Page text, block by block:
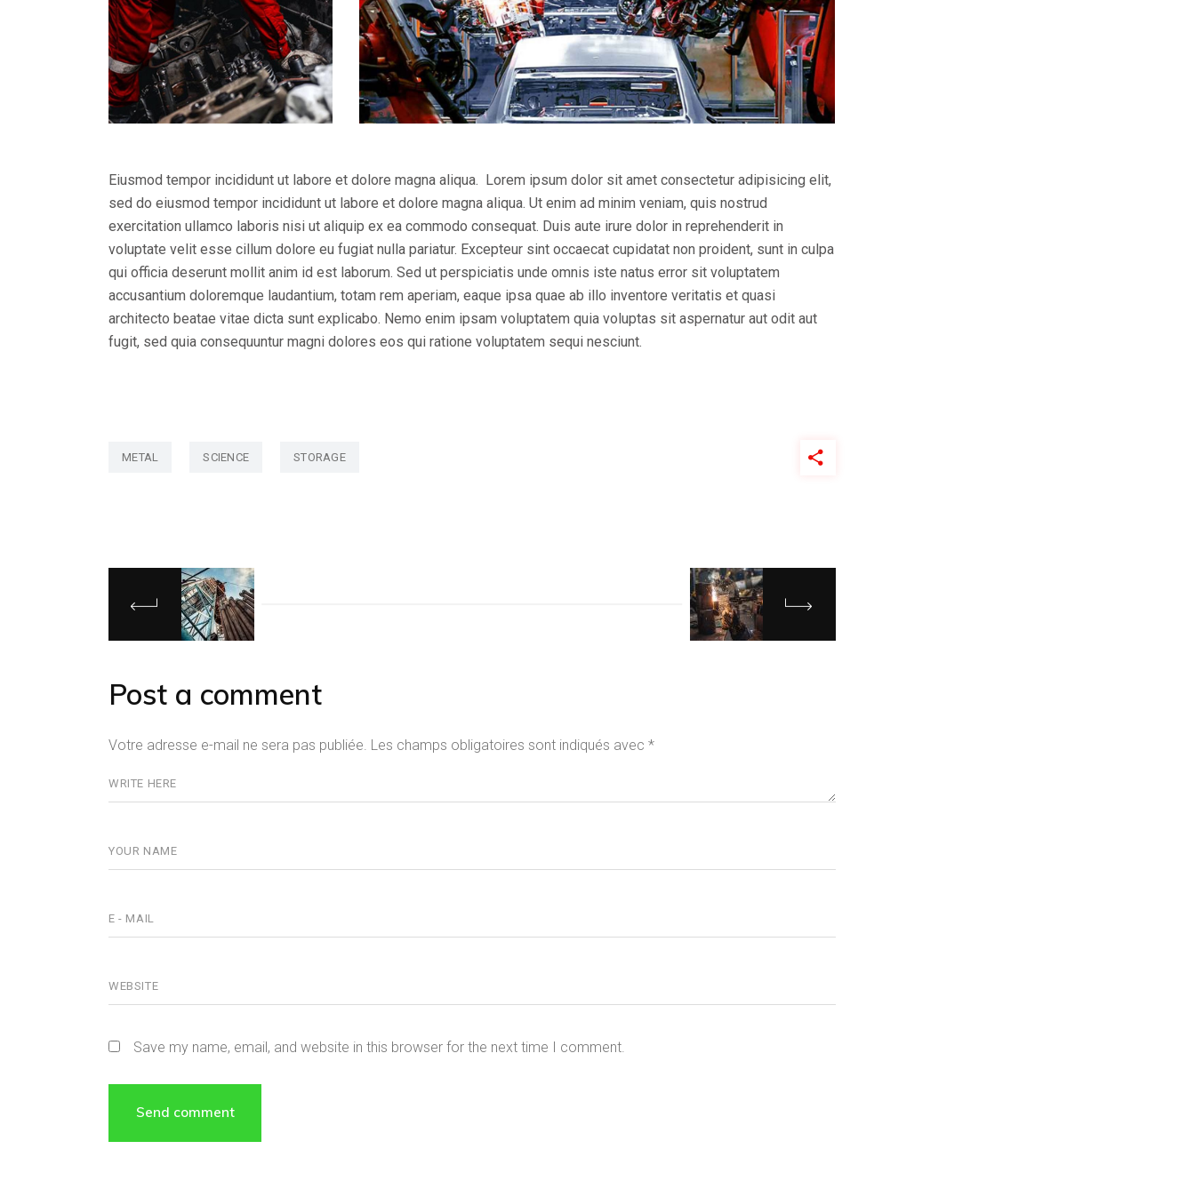
Eiusmod tempor incididunt ut labore et dolore magna aliqua. Lorem ipsum dolor sit amet consectetur adipisicing elit,
sed do eiusmod tempor incididunt ut labore et dolore magna aliqua. Ut enim ad minim veniam, quis nostrud
exercitation ullamco laboris nisi ut aliquip ex ea commodo consequat. Duis aute irure dolor in reprehenderit in
voluptate velit esse cillum dolore eu fugiat nulla pariatur. Excepteur sint occaecat cupidatat non proident, sunt in culpa
qui officia deserunt mollit anim id est laborum. Sed ut perspiciatis unde omnis iste natus error sit voluptatem
accusantium doloremque laudantium, totam rem aperiam, eaque ipsa quae ab illo inventore veritatis et quasi
architecto beatae vitae dicta sunt explicabo. Nemo enim ipsam voluptatem quia voluptas sit aspernatur aut odit aut
fugit, sed quia consequuntur magni dolores eos qui ratione voluptatem sequi nesciunt.
METAL SCIENCE STORAGE
Post a comment
Votre adresse e-mail ne sera pas publiée. Les champs obligatoires sont indiqués avec *
Save my name, email, and website in this browser for the next time I comment.